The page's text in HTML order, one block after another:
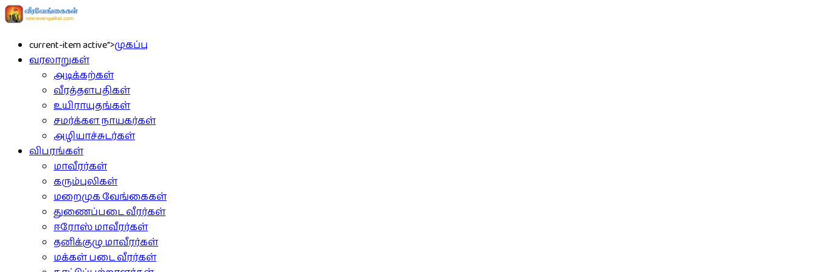
current-item active">முகப்பு
வரலாறுகள்
அடிக்கற்கள்
வீரத்தளபதிகள்
உயிராயுதங்கள்
சமர்க்கள நாயகர்கள்
அழியாச்சுடர்கள்
விபரங்கள்
மாவீரர்கள்
கரும்புலிகள்
மறைமுக வேங்கைகள்
துணைப்படை வீரர்கள்
ஈரோஸ் மாவீரர்கள்
தனிக்குழு மாவீரர்கள்
மக்கள் படை வீரர்கள்